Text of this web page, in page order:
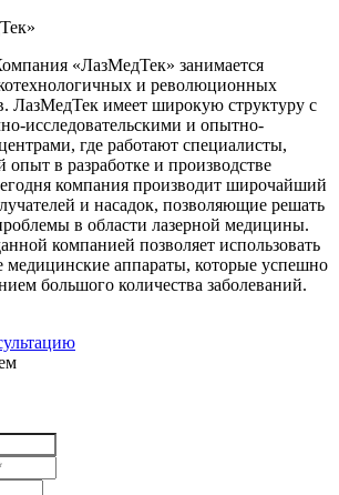
«ЛазМедТек» занимается
и революционных
ЛазМедТек имеет широкую структуру с
исследовательскими и опытно-
где работают специалисты,
в разработке и производстве
компания производит широчайший
и насадок, позволяющие решать
в области лазерной медицины.
компанией позволяет использовать
медицинские аппараты, которые успешно
большого количества заболеваний.